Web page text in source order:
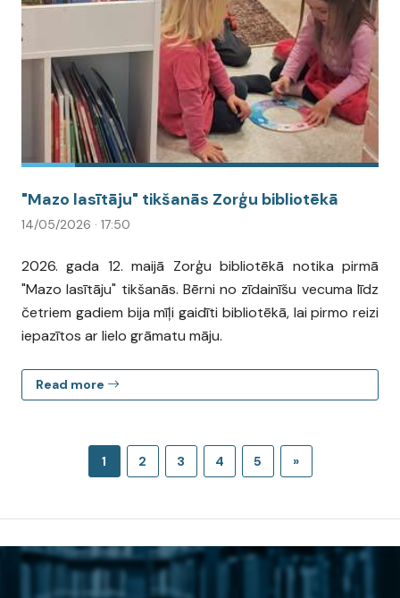
"Mazo lasītāju" tikšanās Zorģu bibliotēkā
14/05/2026 · 17:50
2026. gada 12. maijā Zorģu bibliotēkā notika pirmā
"Mazo lasītāju" tikšanās. Bērni no zīdainīšu vecuma līdz
četriem gadiem bija mīļi gaidīti bibliotēkā, lai pirmo reizi
iepazītos ar lielo grāmatu māju.
Read more
1 2 3 4 5 »